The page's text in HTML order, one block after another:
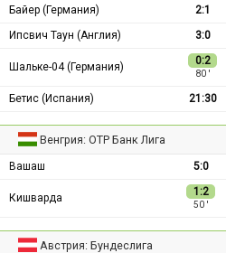
Байер (Германия)
2:1
Ипсвич Таун (Англия)
3:0
Шальке-04 (Германия) 0:2
80 ′
Бетис (Испания) 21:30
Венгрия: ОТР Банк Лига
Вашаш 5:0
Кишварда 1:2
50 ′
Австрия: Бундеслига